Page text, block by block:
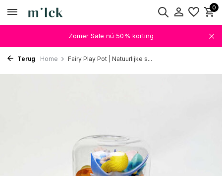
0
Zomer Sale nú 50% korting
Terug Home Fairy Play Pot | Natuurlijke s...